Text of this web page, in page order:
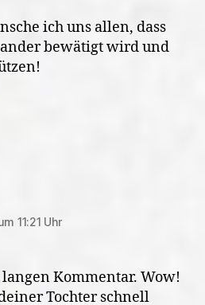
ich uns allen, dass
bewätigt wird und
11:21 Uhr
Kommentar. Wow!
Tochter schnell